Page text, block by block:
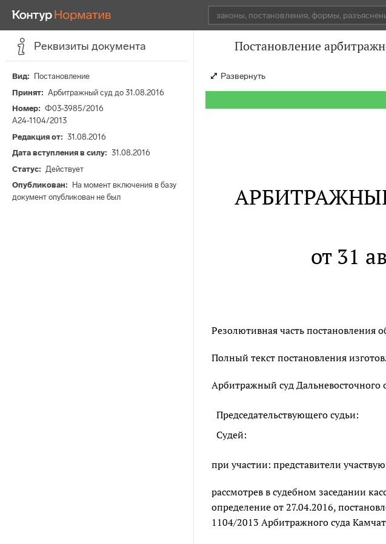
Реквизиты документа
Вид
Постановление
Принят
Арбитражный суд до 31.08.2016
Номер
Ф03-3985/2016
А24-1104/2013
Редакция от
31.08.2016
Дата вступления в силу
31.08.2016
Статус
Действует
Опубликован
На момент включения в базу
документ опубликован не был
Постановление
Развернуть
от 31
Резолютивная часть постановления
Полный текст постановления
Арбитражный суд Дальневосточного
Председательствующего судьи:
Судей:
при участии: представители
рассмотрев в судебном заседании
определение от 27.04.2016,
1104/2013 Арбитражного суда